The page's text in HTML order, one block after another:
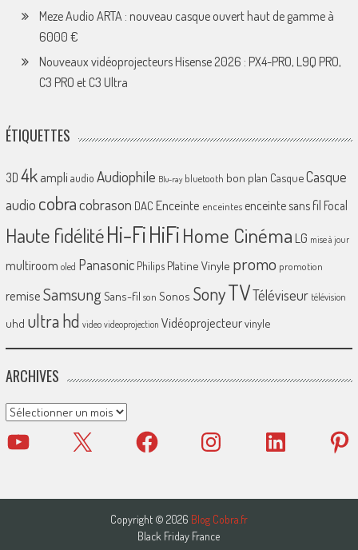
Meze Audio ARTA : nouveau casque ouvert haut de gamme à
6000 €
Nouveaux vidéoprojecteurs Hisense 2026 : PX4-PRO, L9Q PRO,
C3 PRO et C3 Ultra
ÉTIQUETTES
3D 4k ampliaudio Audiophile Blu-ray bluetooth bon plan CasqueCasque
audio cobracobrason DAC Enceinte enceintes enceinte sans fil Focal
Haute fidélitéHi-FiHiFiHome Cinéma LG mise à jour
multiroom oled Panasonic Philips Platine Vinyle promo promotion
remiseSamsungSans-fil son Sonos SonyTVTéléviseur télévision
uhd ultra hd video videoprojection Vidéoprojecteurvinyle
ARCHIVES
Archives
YouTube X Facebook Instagram LinkedIn
Copyright © 2026 Blog Cobra.fr
Black Friday France